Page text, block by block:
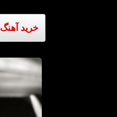
خرید آهنگ ۱۵۰۰۰ تومان